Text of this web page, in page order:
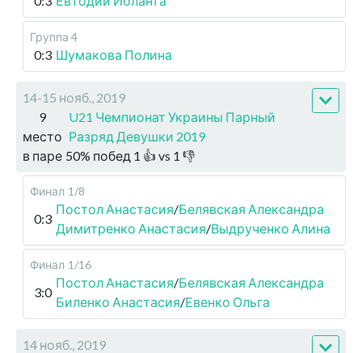
Группа 4
0:3 Шумакова Полина
14-15 нояб., 2019
9
место
U21 Чемпионат Украины Парный
Разряд Девушки 2019
в паре 50% побед 1 👍 vs 1 👎
Финал 1/8
0:3
Постол Анастасия/Белявская Александра
Димитренко Анастасия/Выдрученко Алина
Финал 1/16
3:0
Постол Анастасия/Белявская Александра
Биленко Анастасия/Евенко Ольга
14 нояб., 2019